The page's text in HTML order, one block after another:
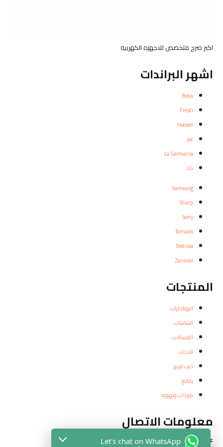
اكبر صرح متخصص للاجهزه الكهربيه
اشهر البراندات
Beko
Fresh
Hoover
jac
La Germania
LG
Samsung
Sharp
Sony
Tornado
Toshiba
Zanussi
المنتجات
البوتاجازات
الشاشات
الغسالات
ثلاجات
ديب فريزر
رفايع
مبردات وتهويه
معلومات الاتصال
عناوين الفروعLet's chat on WhatsApp